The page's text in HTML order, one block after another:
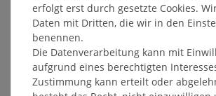
Crottendorfer
POSAUNENCHOR
6,95 € *
In den
*inkl. ges. MwSt.
erfolgt erst durch gesetzte Cookies.
Daten mit Dritten, die wir in den
benennen.
Die Datenverarbeitung kann mit
aufgrund eines berechtigten
Zustimmung kann erteilt oder